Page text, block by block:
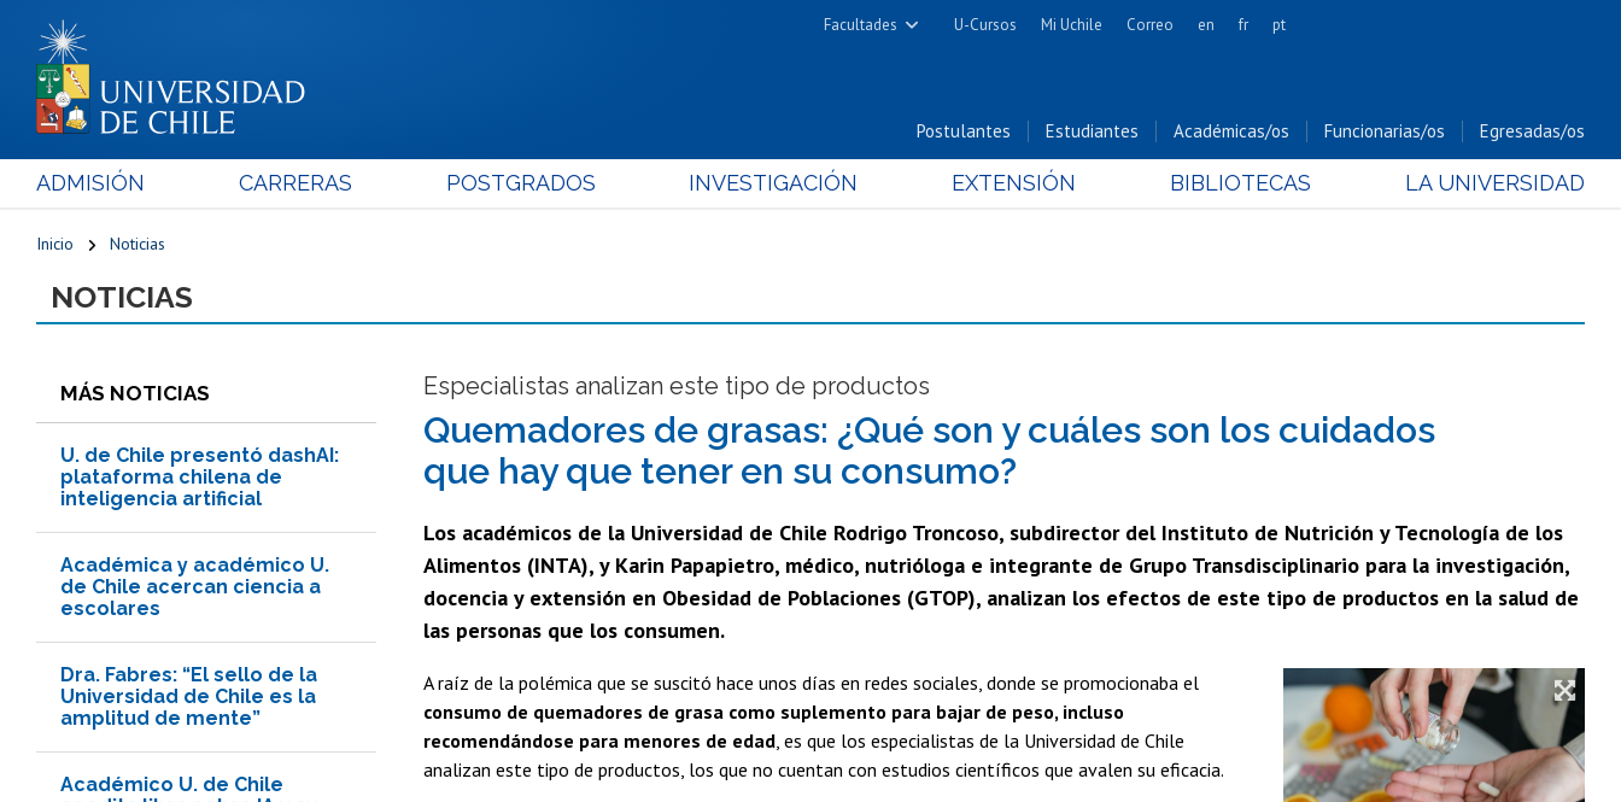
Facultades
Cs. Físicas y Matemáticas
Cs. Forestales y Conservación
Cs. Químicas y Farmacéuticas
Cs. Sociales
Estudios Avanzados en Educación
Nutrición y Tecnología de
Bachillerato
U-Cursos Mi Uchile Correo en fr pt
Postulantes Estudiantes Académicas/os Funcionarias/os Egresadas/os
ADMISIÓN CARRERAS POSTGRADOS INVESTIGACIÓN EXTENSIÓN BIBLIOTECAS LA UNIVERSIDAD
Inicio Noticias
NOTICIAS
MÁS NOTICIAS
U. de Chile presentó dashAI:
plataforma chilena de
inteligencia artificial
Académica y académico U.
de Chile acercan ciencia a
escolares
Dra. Fabres: “El sello de la
Universidad de Chile es la
amplitud de mente”
Académico U. de Chile
Especialistas analizan este tipo de productos
Quemadores de grasas: ¿Qué son y cuáles son los cuidados
que hay que tener en su consumo?
Los académicos de la Universidad de Chile Rodrigo Troncoso, subdirector del Instituto de Nutrición y Tecnología de los
Alimentos (INTA), y Karin Papapietro, médico, nutrióloga e integrante de Grupo Transdisciplinario para la investigación,
docencia y extensión en Obesidad de Poblaciones (GTOP), analizan los efectos de este tipo de productos en la salud de
las personas que los consumen.
A raíz de la polémica que se suscitó hace unos días en redes sociales, donde se promocionaba el
consumo de quemadores de grasa como suplemento para bajar de peso, incluso
recomendándose para menores de edad , es que los especialistas de la Universidad de Chile
analizan este tipo de productos, los que no cuentan con estudios científicos que avalen su eficacia.